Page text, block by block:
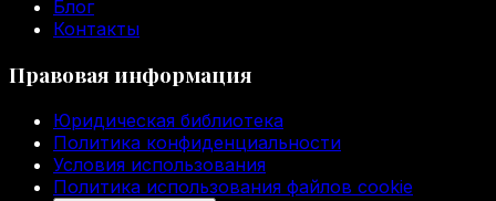
Блог
Контакты
Правовая информация
Юридическая библиотека
Политика конфиденциальности
Условия использования
Политика использования файлов cookie